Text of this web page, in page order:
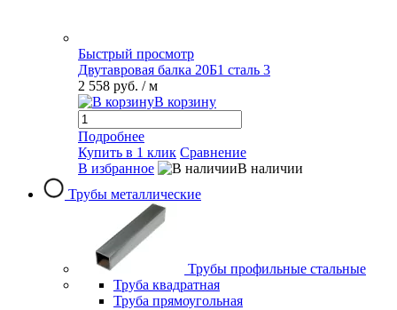
Быстрый просмотр
Двутавровая балка 20Б1 сталь 3
2 558 руб. / м
В корзину
Подробнее
Купить в 1 клик Сравнение
В избранное
В наличии
Трубы металлические
Трубы профильные стальные
Труба квадратная
Труба прямоугольная